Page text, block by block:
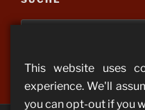
Suchen
This website uses
experience. We'll
you can opt-out if you